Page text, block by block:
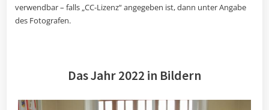
verwendbar – falls „CC-Lizenz“ angegeben ist, dann unter Angabe
des Fotografen.
Das Jahr 2022 in Bildern